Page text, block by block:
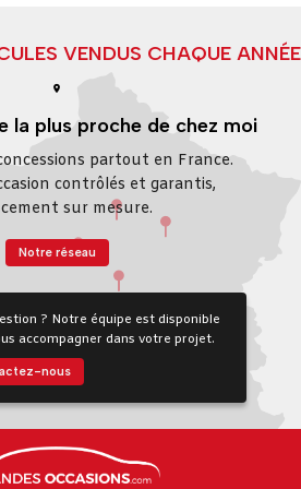
VENDUS CHAQUE ANNÉE
la plus proche de chez moi
partout en France.
contrôlés et garantis,
sur mesure.
Notre réseau
? Notre équipe est disponible
accompagner dans votre projet.
nous